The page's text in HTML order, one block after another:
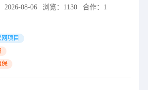
2026-08-06 浏览： 1130 合作： 1
网项目
保